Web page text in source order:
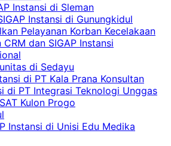
Instansi di Sleman
Instansi di Gunungkidul
Pelayanan Korban Kecelakaan
dan SIGAP Instansi
di Sedayu
di PT Kala Prana Konsultan
di PT Integrasi Teknologi Unggas
Kulon Progo
Instansi di Unisi Edu Medika